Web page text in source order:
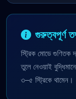
গুরুত্বপূর্ণ
স্ট্রিক মোডে গুণিতক
তুলে নেওয়াই
৩–৫ স্ট্রিকে থামেন।